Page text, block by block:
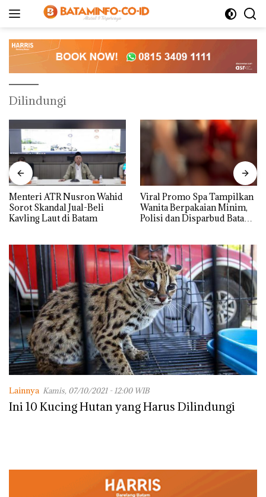
Dilindungi
Menteri ATR Nusron Wahid
Sorot Skandal Jual-Beli
Kavling Laut di Batam
Viral Promo Spa Tampilkan
Wanita Berpakaian Minim,
Polisi dan Disparbud Batam
Lainnya Kamis, 07/10/2021 - 12:00 WIB
Ini 10 Kucing Hutan yang Harus Dilindungi